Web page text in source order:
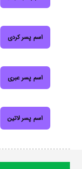
اسم پسر کردی
اسم پسر عبری
اسم پسر لاتین